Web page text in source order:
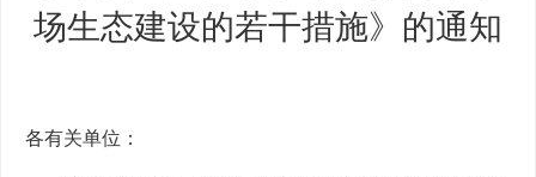
场生态建设的若干措施》的通知
各有关单位：